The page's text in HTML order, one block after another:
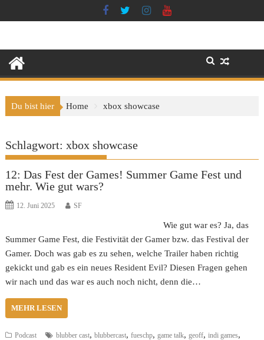
to
Du bist hier Home xbox showcase
Schlagwort:xbox showcase
12: Das Fest der Games! Summer Game Fest und
mehr. Wie gut wars?
12. Juni 2025 SF
Wie gut war es? Ja, das
Summer Game Fest, die Festivität der Gamer bzw. das Festival der
Gamer. Doch was gab es zu sehen, welche Trailer haben richtig
gekickt und gab es ein neues Resident Evil? Diesen Fragen gehen
wir nach und das war es auch noch nicht, denn die…
MEHR LESEN
Podcast blubber cast,blubbercast,fueschp,game talk,geoff,indi games,